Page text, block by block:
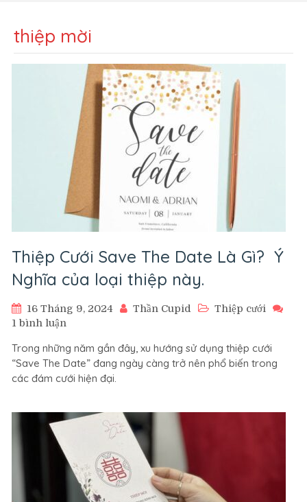
thiệp mời
Thiệp Cưới Save The Date Là Gì? Ý
Nghĩa của loại thiệp này.
16 Tháng 9, 2024 Thần Cupid
Thiệp cưới
1 bình luận
Cưới
Save
The
Gì?
của
loại
thiệp
Trong những năm gần đây, xu hướng sử dụng thiệp cưới
“Save The Date” đang ngày càng trở nên phổ biến trong
các đám cưới hiện đại.